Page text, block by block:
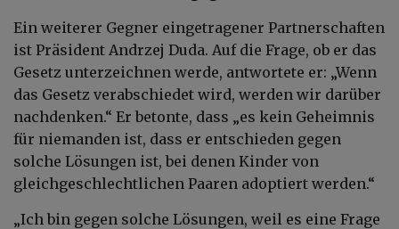
Ein weiterer Gegner eingetragener Partnerschaften
ist Präsident Andrzej Duda. Auf die Frage, ob er das
Gesetz unterzeichnen werde, antwortete er: „Wenn
das Gesetz verabschiedet wird, werden wir darüber
nachdenken.“ Er betonte, dass „es kein Geheimnis
für niemanden ist, dass er entschieden gegen
solche Lösungen ist, bei denen Kinder von
gleichgeschlechtlichen Paaren adoptiert werden.“
„Ich bin gegen solche Lösungen, weil es eine Frage